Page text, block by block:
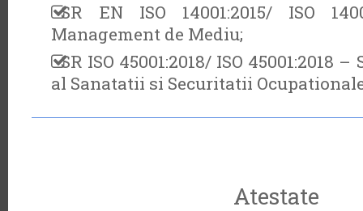
SR EN ISO 14001:2015/ ISO
Management de Mediu;
SR ISO 45001:2018/ ISO 45001:2018
al Sanatatii si Securitatii
Atestate